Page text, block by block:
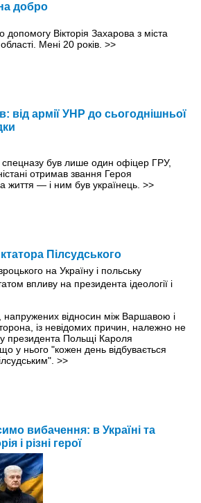
добро
допомогу Вікторія Захарова з міста
Мені 20 років. >>
від армії УНР до сьогоднішньої
спецназу був лише один офіцер ГРУ,
отримав звання Героя
життя — і ним був українець. >>
Пілсудського
напружених відносин між Варшавою і
із невідомих причин, належно не
президента Польщі Кароля
у нього "кожен день відбувається
>>
вибачення: в Україні та
і різні герої